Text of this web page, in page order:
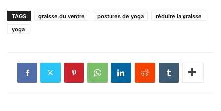
TAGS graisse du ventre postures de yoga
réduire la graisse
yoga